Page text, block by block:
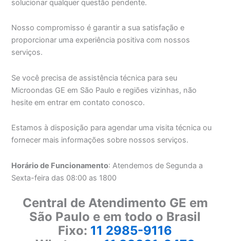
solucionar qualquer questão pendente.
Nosso compromisso é garantir a sua satisfação e
proporcionar uma experiência positiva com nossos
serviços.
Se você precisa de assistência técnica para seu
Microondas GE em São Paulo e regiões vizinhas, não
hesite em entrar em contato conosco.
Estamos à disposição para agendar uma visita técnica ou
fornecer mais informações sobre nossos serviços.
Horário de Funcionamento: Atendemos de Segunda a
Sexta-feira das 08:00 as 1800
Central de Atendimento GE em
São Paulo e em todo o Brasil
Fixo: 11 2985-9116